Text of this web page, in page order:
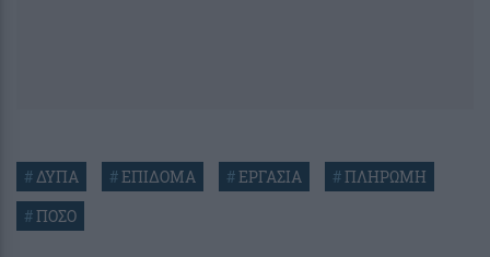
#ΔΥΠΑ #ΕΠΙΔΟΜΑ #ΕΡΓΑΣΙΑ #ΠΛΗΡΩΜΗ
#ΠΟΣΟ